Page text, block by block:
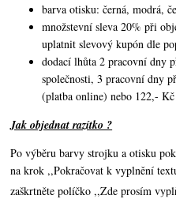
barva otisku: černá, modrá,
množstevní sleva 20% při
uplatnit slevový kupón dle
dodací lhůta 2 pracovní dny
společnosti, 3 pracovní dny
(platba online) nebo 122,-
Jak objednat razítko ?
Po výběru barvy strojku a otisku
na krok ,,Pokračovat k vyplnění
zaškrtněte políčko ,,Zde prosím